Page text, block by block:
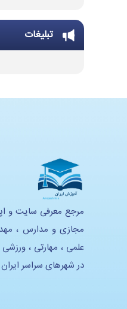
تجهیزات و
تجهیزات
تحهیزات
تجهیزات
تجهیزات
تجهیزات
تبلیغات
مرجع معرفی سایت و
مجازی و مدارس ،
علمی ، مهارتی ،
در شهرهای سراسر ایران